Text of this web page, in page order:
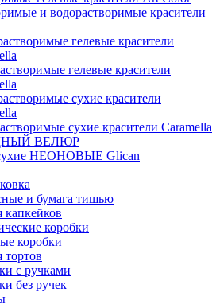
и водорастворимые красители
гелевые красители
гелевые красители
сухие красители
сухие красители Caramella
ВЕЛЮР
НЕОНОВЫЕ Glican
и бумага тишью
капкейков
коробки
коробки
тортов
с ручками
без ручек